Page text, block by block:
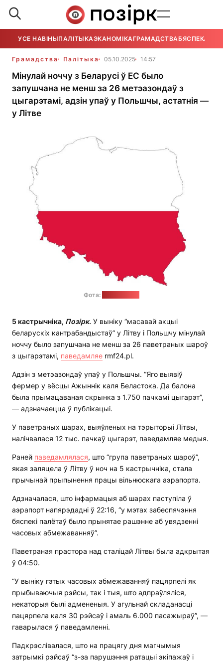
УСЕ НАВІНЫПАЛІТЫКАЭКАНОМІКАГРАМАДСТВАБЯСПЕКА
Грамадства Палітыка 05.10.2025 14:57
Мінулай ноччу з Беларусі ў ЕС было
запушчана не менш за 26 метэазондаў з
цыгарэтамі, адзін упаў у Польшчы, астатнія —
у Літве
Фота:
5 кастрычніка, Позірк. У выніку “масавай акцыі
беларускіх кантрабандыстаў” у Літву і Польшчу мінулай
ноччу было запушчана не менш за 26 паветраных шароў
з цыгарэтамі, паведамляе rmf24.pl.
Адзін з метэазондаў упаў у Польшчы. “Яго выявіў
фермер у вёсцы Ажыннік каля Беластока. Да балона
была прымацаваная скрынка з 1.750 пачкамі цыгарэт”,
— адзначаецца ў публікацыі.
У паветраных шарах, выяўленых на тэрыторыі Літвы,
налічвалася 12 тыс. пачкаў цыгарэт, паведамляе медыя.
Раней паведамлялася, што “група паветраных шароў”,
якая заляцела ў Літву ў ноч на 5 кастрычніка, стала
прычынай прыпынення працы вільнюскага аэрапорта.
Адзначалася, што інфармацыя аб шарах паступіла ў
аэрапорт напярэдадні ў 22:16, “у мэтах забеспячэння
бяспекі палётаў было прынятае рашэнне аб увядзенні
часовых абмежаванняў”.
Паветраная прастора над сталіцай Літвы была адкрытая
ў 04:50.
“У выніку гэтых часовых абмежаванняў пацярпелі як
прыбываючыя рэйсы, так і тыя, што адпраўляліся,
некаторыя былі адмененыя. У агульнай складанасці
пацярпела каля 30 рэйсаў і амаль 6.000 пасажыраў”, —
гаварылася ў паведамленні.
Падкрэслівалася, што на працягу дня магчымыя
затрымкі рэйсаў “з-за парушэння ратацыі экіпажаў і